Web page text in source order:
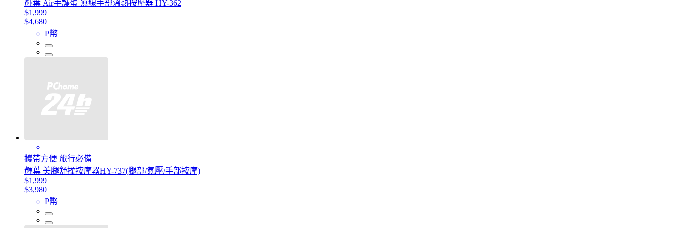
輝葉 Air手護蛋 無線手部溫熱按摩器 HY-362
$1,999
$4,680
P幣
攜帶方便 旅行必備
輝葉 美腿舒揉按摩器HY-737(腿部/氣壓/手部按摩)
$1,999
$3,980
P幣